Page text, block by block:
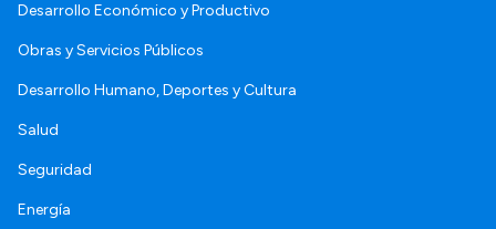
Desarrollo Económico y Productivo
Obras y Servicios Públicos
Desarrollo Humano, Deportes y Cultura
Salud
Seguridad
Energía